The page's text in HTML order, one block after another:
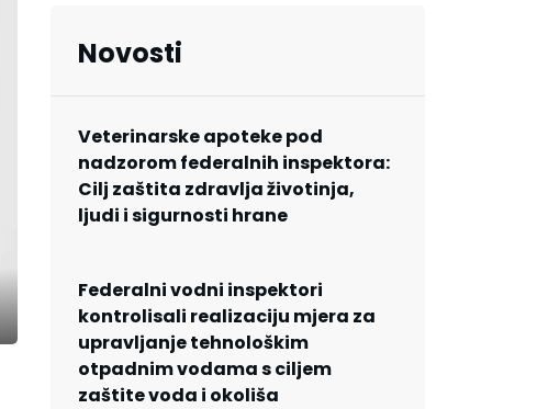
Novosti
Veterinarske apoteke pod
nadzorom federalnih inspektora:
Cilj zaštita zdravlja životinja,
ljudi i sigurnosti hrane
Federalni vodni inspektori
kontrolisali realizaciju mjera za
upravljanje tehnološkim
otpadnim vodama s ciljem
zaštite voda i okoliša